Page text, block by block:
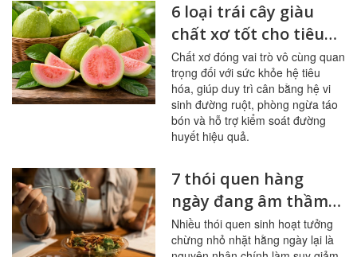
6 loại trái cây giàu
chất xơ tốt cho tiêu
hóa, đường huyết
Chất xơ đóng vai trò vô cùng quan
trọng đối với sức khỏe hệ tiêu
hóa, giúp duy trì cân bằng hệ vi
sinh đường ruột, phòng ngừa táo
bón và hỗ trợ kiểm soát đường
huyết hiệu quả.
7 thói quen hàng
ngày đang âm thầm
tàn phá đường ruột
Nhiều thói quen sinh hoạt tưởng
chừng nhỏ nhặt hằng ngày lại là